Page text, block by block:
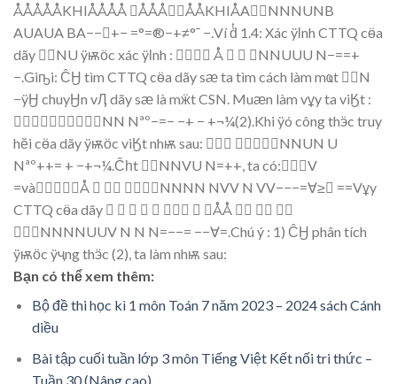
ÅÅÅÅÅKHIÅÅÅÅ ÅÅÅÅÅKHIÅANNNUNB
AUAUA BA−−+− =°=®−+≠°¯ −.Ví d 1.4: Xác ÿӏnh CTTQ cӫa
dãy NU ÿѭӧc xác ÿӏnh :  Å   NNUUU N−==+
−.Giҧi: ĈӇ tìm CTTQ cӫa dãysӕta tìm cách làm mҩt N
−ÿӇ chuyӇn vӅdãysӕ là mӝtCSN. Muӕn làm vұy ta viӃt :
NN Nªº−=− −+ − +¬¼(2).Khi ÿó công thӭc truy
hӗi cӫa dãyÿѭӧc viӃt nhѭ sau:  NNUN U
Nªº++= + −+¬¼.Ĉһt NNVU N=++, ta có:V
=vàÅ   NNNN NVV N VV−−−=∀≥ ==Vұy
CTTQ cӫa dãy        ÅÅ   
NNNNUUV N N N=−−= −−∀=.Chú ý : 1) ĈӇ phân tích
ÿѭӧc ÿҷngthӭc (2), ta làm nhѭ sau:
Bạn có thể xem thêm:
Bộ đề thi học kì 1 môn Toán 7 năm 2023 – 2024 sách Cánh
diều
Bài tập cuối tuần lớp 3 môn Tiếng Việt Kết nối tri thức –
Tuần 30 (Nâng cao)